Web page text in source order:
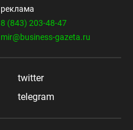
реклама
8 (843) 203-48-47
mir@business-gazeta.ru
twitter
telegram